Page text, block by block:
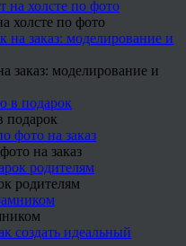
холсте по фото
заказ: моделирование и
подарок
на заказ
родителям